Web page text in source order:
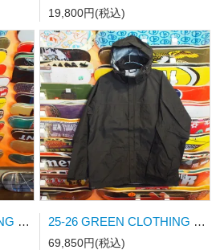
19,800円(税込)
25-26 GREEN CLOTHING BIB PANTS DARK GREEN Lサイズ 25-26 GREEN CLOTHING HEAVY JKT BLACK
69,850円(税込)